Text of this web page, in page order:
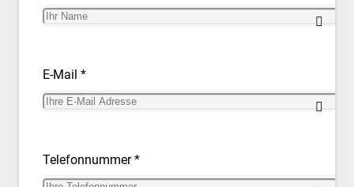
E-Mail *
Telefonnummer *